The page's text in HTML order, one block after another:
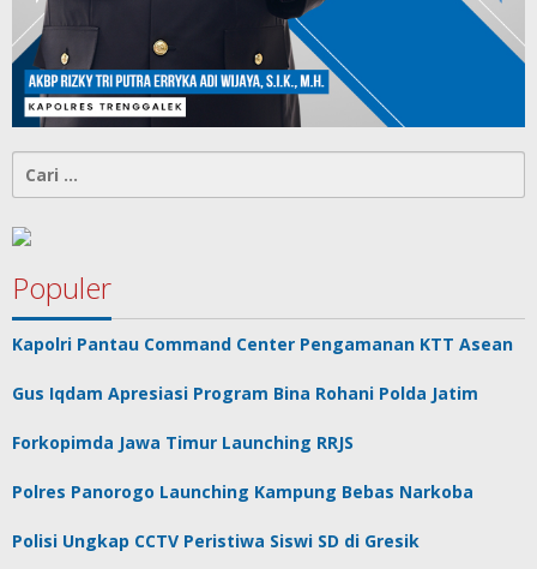
untuk:
Populer
Kapolri Pantau Command Center Pengamanan KTT Asean
Gus Iqdam Apresiasi Program Bina Rohani Polda Jatim
Forkopimda Jawa Timur Launching RRJS
Polres Panorogo Launching Kampung Bebas Narkoba
Polisi Ungkap CCTV Peristiwa Siswi SD di Gresik